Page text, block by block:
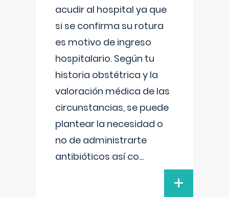
acudir al hospital ya que
si se confirma su rotura
es motivo de ingreso
hospitalario. Según tu
historia obstétrica y la
valoración médica de las
circunstancias, se puede
plantear la necesidad o
no de administrarte
antibióticos así co...
+